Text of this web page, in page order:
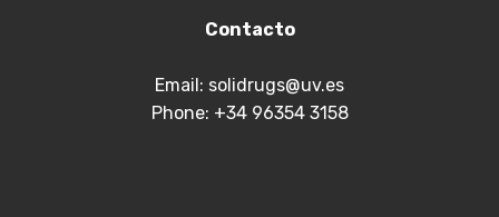
Contacto
Email: solidrugs@uv.es
Phone: +34 96354 3158